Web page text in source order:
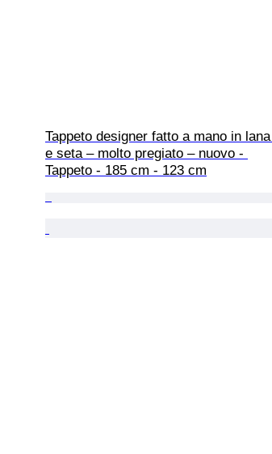
Tappeto designer fatto a mano in lana
e seta – molto pregiato – nuovo -
Tappeto - 185 cm - 123 cm